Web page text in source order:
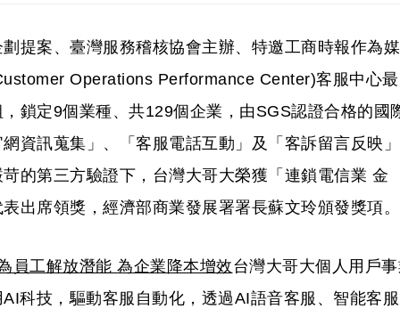
提案、臺灣服務稽核協會主辦、特邀工商時報作為媒
Operations Performance Center)客服中心最
鎖定9個業種、共129個企業，由SGS認證合格的國
資訊蒐集」、「客服電話互動」及「客訴留言反映」
的第三方驗證下，台灣大哥大榮獲「連鎖電信業 金
出席領獎，經濟部商業發展署署長蘇文玲頒發獎項。
員工解放潛能 為企業降本增效台灣大哥大個人用戶
科技，驅動客服自動化，透過AI語音客服、智能客服